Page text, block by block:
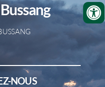
NOUS